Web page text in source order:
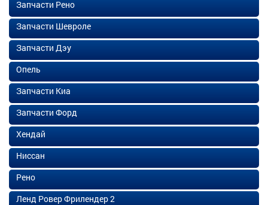
Запчасти Рено
Запчасти Шевроле
Запчасти Дэу
Опель
Запчасти Киа
Запчасти Форд
Хендай
Ниссан
Рено
Ленд Ровер Фрилендер 2